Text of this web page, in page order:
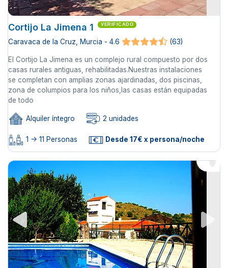
Cortijo La Jimena 1 VERIFICADO
Caravaca de la Cruz, Murcia - 4.6 (63)
El Cortijo La Jimena es un complejo rural compuesto por dos
casas rurales antiguas, rehabilitadas.Nuestras instalaciones
se completan con amplias zonas ajardinadas, dos piscinas,
zona de columpios para los niños,las casas están equipadas
de todo
Alquiler íntegro 2 unidades
1 -> 11 Personas Desde 17€ x persona/noche